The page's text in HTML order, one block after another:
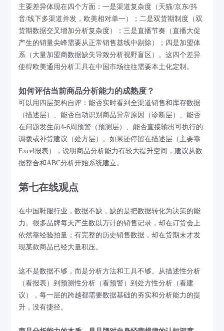
主要差异体现在四个方面：一是渠道复杂度（天猫/京东/抖
音/线下多渠道并发，欧美相对单一）；二是双货期制度（双
货期数据交叉增加分析复杂度）；三是直播节奏（直播大促
产生的销量尖峰需要从正常销售基线中剔除）；四是加盟体
系（大量加盟商数据缺失导致分析视野盲区）。这四个差异
使得欧美通用分析工具在中国市场往往需要本土化定制。
如何评估当前商品分析能力的成熟度？
可以用四层架构自评：能否实时看到全渠道销售和库存数据
（描述层）、能否自动识别商品异常原因（诊断层）、能否
在问题发生前4-6周预警（预测层）、能否直接输出可执行的
调拨或补货建议（处方层）。如果还停留在描述层（主要靠
Excel报表），说明商品分析能力有较大提升空间，建议从数
据整合和ABC分析开始系统建立。
第七在线观点
在中国鞋服行业，数据不缺，缺的是把数据转化为决策的能
力。很多品牌每天产生数以万计的销售记录，却在订货会上
依然靠经验拍量；有完整的历史销售数据，却在货期末才发
现某款商品已经大量积压。
这不是数据不够，而是分析方法和工具不够。从描述性分析
（看报表）到预测性分析（看预警）到处方性分析（看建
议），每一层的跨越都需要数据基础的夯实和分析能力的提
升，没有捷径。